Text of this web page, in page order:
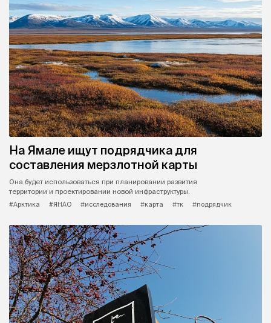
На Ямале ищут подрядчика для
составления мерзлотной карты
Она будет использоваться при планировании развития
территории и проектировании новой инфраструктуры.
#Арктика
#ЯНАО #исследования #карта #тк #подрядчик